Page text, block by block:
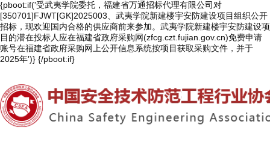
{pboot:if('受武夷学院委托，福建省万通招标代理有限公司对
[350701]FJWT[GK]2025003、武夷学院新建楼宇安防建设项目组织公开
招标，现欢迎国内合格的供应商前来参加。武夷学院新建楼宇安防建设项
目的潜在投标人应在福建省政府采购网(zfcg.czt.fujian.gov.cn)免费申请
账号在福建省政府采购网上公开信息系统按项目获取采购文件，并于
2025年')} {/pboot:if}